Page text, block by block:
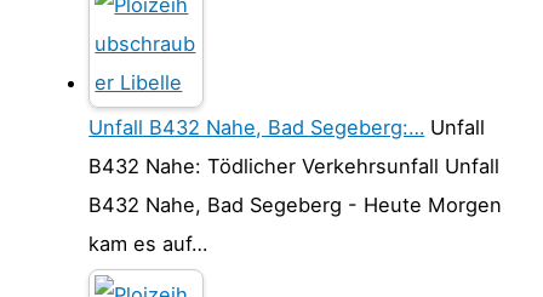
Unfall B432 Nahe, Bad Segeberg:… Unfall
B432 Nahe: Tödlicher Verkehrsunfall Unfall
B432 Nahe, Bad Segeberg - Heute Morgen
kam es auf…